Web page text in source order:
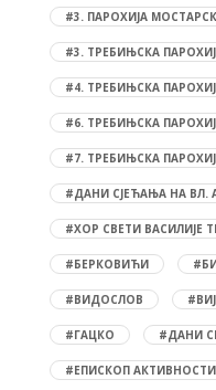
#3. ПАРОХИЈА
#3. ТРЕБИЊСКА
#4. ТРЕБИЊСКА
#6. ТРЕБИЊСКА
#7. ТРЕБИЊСКА
#ДАНИ СЈЕЋАЊА НА ВЛ.
#ХОР СВЕТИ
#БЕРКОВИЋИ
#ВИДОСЛОВ
#ГАЦКО #ДАНИ
#ЕПИСКОП АКТИВНОСТИ